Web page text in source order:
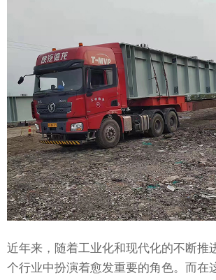
近年来，随着工业化和现代化的不断推
个行业中扮演着愈发重要的角色。而在